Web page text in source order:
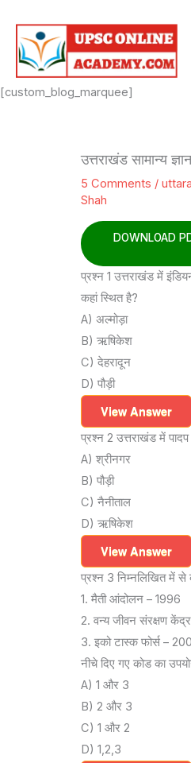
content
[custom_blog_marquee]
उत्तराखंड सामान्य
5 Comments /
Shah
DOWNLOAD
प्रश्न 1 उत्तराखंड में
कहां स्थित है?
A) अल्मोड़ा
B) ऋषिकेश
C) देहरादून
D) पौड़ी
View Answer
प्रश्न 2 उत्तराखंड में
A) श्रीनगर
B) पौड़ी
C) नैनीताल
D) ऋषिकेश
View Answer
प्रश्न 3 निम्नलिखित में
1. मैती आंदोलन – 1996
2. वन्य जीवन संरक्षण
3. इको टास्क फोर्स –
नीचे दिए गए कोड का
A) 1 और 3
B) 2 और 3
C) 1 और 2
D) 1,2,3